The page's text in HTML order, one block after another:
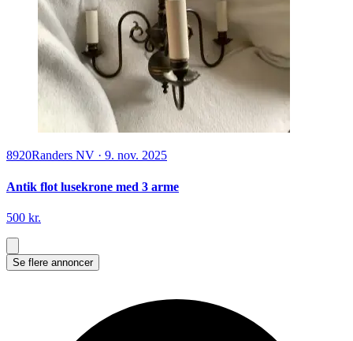
8920Randers NV · 9. nov. 2025
Antik flot lusekrone med 3 arme
500 kr.
Se flere annoncer